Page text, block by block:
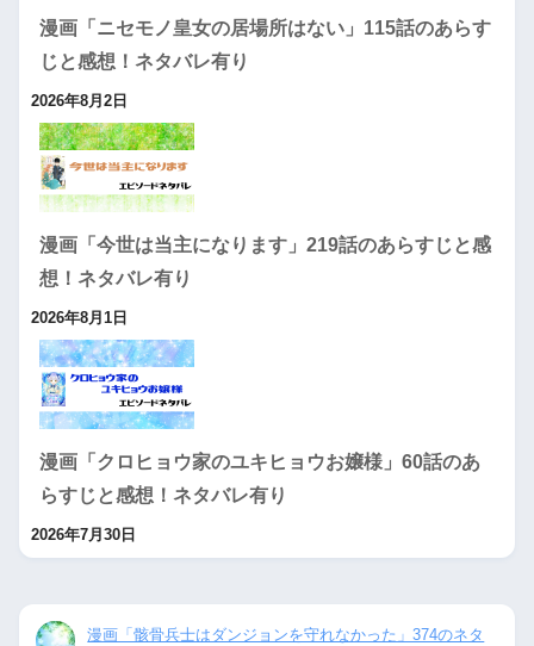
漫画「ニセモノ皇女の居場所はない」115話のあらす
じと感想！ネタバレ有り
2026年8月2日
漫画「今世は当主になります」219話のあらすじと感
想！ネタバレ有り
2026年8月1日
漫画「クロヒョウ家のユキヒョウお嬢様」60話のあ
らすじと感想！ネタバレ有り
2026年7月30日
漫画「骸骨兵士はダンジョンを守れなかった」374のネタ